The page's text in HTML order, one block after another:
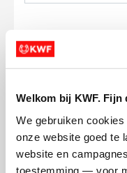
Welkom bij KWF.
We gebruiken
onze website goed te
website en
toestemming — voor
en betaal €0.75